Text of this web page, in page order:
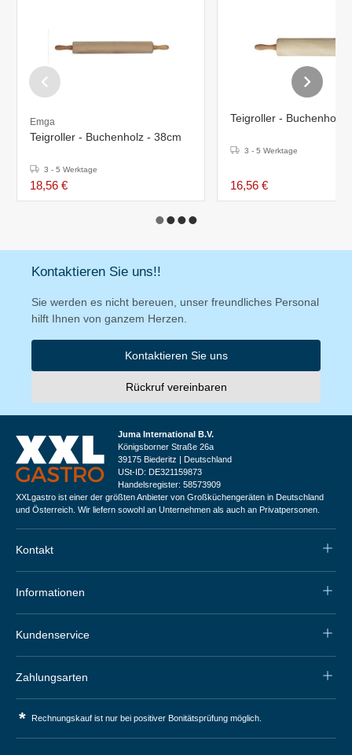
Emga
Teigroller - Buchenholz - 38cm
3 - 5 Werktage
18,56 €
Teigroller - Buchenholz
3 - 5 Werktage
16,56 €
Kontaktieren Sie uns!!
Sie werden es nicht bereuen, unser freundliches Personal
hilft Ihnen von ganzem Herzen.
Kontaktieren Sie uns
Rückruf vereinbaren
Juma International B.V.
Königsborner Straße 26a
39175 Biederitz | Deutschland
USt-ID: DE321159873
Handelsregister: 58573909
XXLgastro ist einer der größten Anbieter von Großküchengeräten in Deutschland
und Österreich. Wir liefern sowohl an Unternehmen als auch an Privatpersonen.
Kontakt
Informationen
Kundenservice
Zahlungsarten
* Rechnungskauf ist nur bei positiver Bonitätsprüfung möglich.